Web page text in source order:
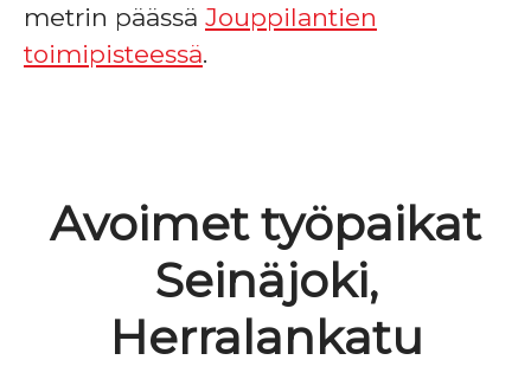
metrin päässä Jouppilantien
toimipisteessä.
Avoimet työpaikat
Seinäjoki,
Herralankatu